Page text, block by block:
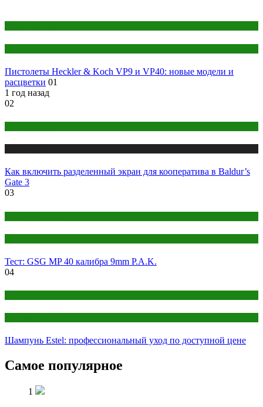
Пистолеты Heckler & Koch VP9 и VP40: новые модели и
расцветки 01
1 год назад
02
Как включить разделенный экран для кооператива в Baldur’s
Gate 3
03
Тест: GSG MP 40 калибра 9mm P.A.K.
04
Шампунь Estel: профессиональный уход по доступной цене
Самое популярное
1